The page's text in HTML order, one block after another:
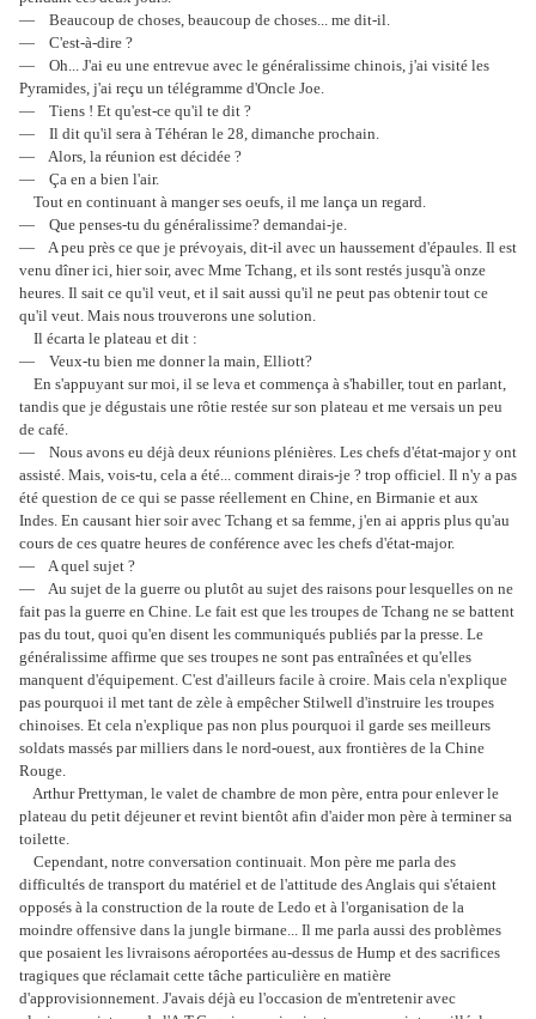
— Beaucoup de choses, beaucoup de choses... me dit-il.
— C'est-à-dire ?
— Oh... J'ai eu une entrevue avec le généralissime chinois, j'ai visité les
Pyramides, j'ai reçu un télégramme d'Oncle Joe.
— Tiens ! Et qu'est-ce qu'il te dit ?
— Il dit qu'il sera à Téhéran le 28, dimanche prochain.
— Alors, la réunion est décidée ?
— Ça en a bien l'air.
Tout en continuant à manger ses oeufs, il me lança un regard.
— Que penses-tu du généralissime? demandai-je.
— A peu près ce que je prévoyais, dit-il avec un haussement d'épaules. Il est
venu dîner ici, hier soir, avec Mme Tchang, et ils sont restés jusqu'à onze
heures. Il sait ce qu'il veut, et il sait aussi qu'il ne peut pas obtenir tout ce
qu'il veut. Mais nous trouverons une solution.
Il écarta le plateau et dit :
— Veux-tu bien me donner la main, Elliott?
En s'appuyant sur moi, il se leva et commença à s'habiller, tout en parlant,
tandis que je dégustais une rôtie restée sur son plateau et me versais un peu
de café.
— Nous avons eu déjà deux réunions plénières. Les chefs d'état-major y ont
assisté. Mais, vois-tu, cela a été... comment dirais-je ? trop officiel. Il n'y a pas
été question de ce qui se passe réellement en Chine, en Birmanie et aux
Indes. En causant hier soir avec Tchang et sa femme, j'en ai appris plus qu'au
cours de ces quatre heures de conférence avec les chefs d'état-major.
— A quel sujet ?
— Au sujet de la guerre ou plutôt au sujet des raisons pour lesquelles on ne
fait pas la guerre en Chine. Le fait est que les troupes de Tchang ne se battent
pas du tout, quoi qu'en disent les communiqués publiés par la presse. Le
généralissime affirme que ses troupes ne sont pas entraînées et qu'elles
manquent d'équipement. C'est d'ailleurs facile à croire. Mais cela n'explique
pas pourquoi il met tant de zèle à empêcher Stilwell d'instruire les troupes
chinoises. Et cela n'explique pas non plus pourquoi il garde ses meilleurs
soldats massés par milliers dans le nord-ouest, aux frontières de la Chine
Rouge.
Arthur Prettyman, le valet de chambre de mon père, entra pour enlever le
plateau du petit déjeuner et revint bientôt afin d'aider mon père à terminer sa
toilette.
Cependant, notre conversation continuait. Mon père me parla des
difficultés de transport du matériel et de l'attitude des Anglais qui s'étaient
opposés à la construction de la route de Ledo et à l'organisation de la
moindre offensive dans la jungle birmane... Il me parla aussi des problèmes
que posaient les livraisons aéroportées au-dessus de Hump et des sacrifices
tragiques que réclamait cette tâche particulière en matière
d'approvisionnement. J'avais déjà eu l'occasion de m'entretenir avec